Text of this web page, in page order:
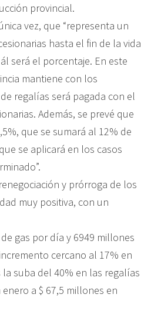
provincial.
vez, que “representa un
hasta el fin de la vida
será el porcentaje. En este
mantiene con los
regalías será pagada con el
Además, se prevé que
que se sumará al 12% de
se aplicará en los casos
y prórroga de los
muy positiva, con un
gas por día y 6949 millones
cercano al 17% en
suba del 40% en las regalías
a $ 67,5 millones en